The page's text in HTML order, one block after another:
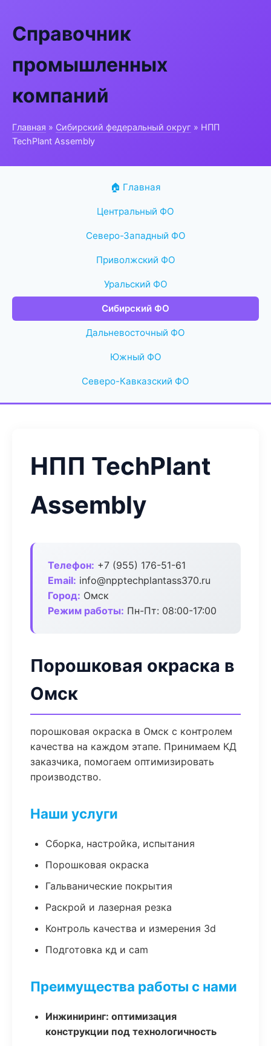
Справочник
промышленных
компаний
Главная » Сибирский федеральный округ » НПП
TechPlant Assembly
🏠 Главная
Центральный ФО
Северо-Западный ФО
Приволжский ФО
Уральский ФО
Сибирский ФО
Дальневосточный ФО
Южный ФО
Северо-Кавказский ФО
НПП TechPlant
Assembly
Телефон: +7 (955) 176-51-61
Email: info@npptechplantass370.ru
Город: Омск
Режим работы: Пн-Пт: 08:00-17:00
Порошковая окраска в
Омск
порошковая окраска в Омск с контролем
качества на каждом этапе. Принимаем КД
заказчика, помогаем оптимизировать
производство.
Наши услуги
Сборка, настройка, испытания
Порошковая окраска
Гальванические покрытия
Раскрой и лазерная резка
Контроль качества и измерения 3d
Подготовка кд и cam
Преимущества работы с нами
Инжиниринг: оптимизация
конструкции под технологичность